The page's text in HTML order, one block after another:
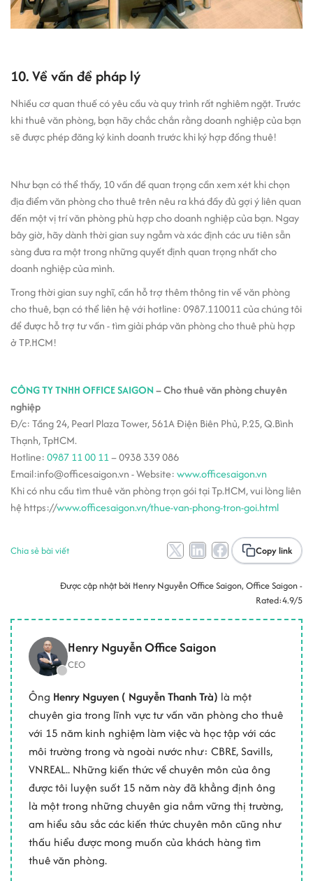
10. Về vấn đề pháp lý
Nhiều cơ quan thuế có yêu cầu và quy trình rất nghiêm ngặt. Trước
khi thuê văn phòng, bạn hãy chắc chắn rằng doanh nghiệp của bạn
sẽ được phép đăng ký kinh doanh trước khi ký hợp đồng thuê!
Như bạn có thể thấy, 10 vấn đề quan trọng cần xem xét khi chọn
địa điểm văn phòng cho thuê trên nêu ra khá đầy đủ gợi ý liên quan
đến một vị trí văn phòng phù hợp cho doanh nghiệp của bạn. Ngay
bây giờ, hãy dành thời gian suy ngẫm và xác định các ưu tiên sẵn
sàng đưa ra một trong những quyết định quan trọng nhất cho
doanh nghiệp của mình.
Trong thời gian suy nghĩ, cần hỗ trợ thêm thông tin về văn phòng
cho thuê, bạn có thể liên hệ với hotline: 0987.110011 của chúng tôi
để được hỗ trợ tư vấn - tìm giải pháp văn phòng cho thuê phù hợp
ở TP.HCM!
CÔNG TY TNHH OFFICE SAIGON– Cho thuê văn phòng chuyên
nghiệp
Đ/c: Tầng 24, Pearl Plaza Tower, 561A Điện Biên Phủ, P.25, Q.Bình
Thạnh, TpHCM.
Hotline:0987 11 00 11– 0938 339 086
Email:info@officesaigon.vn - Website:www.officesaigon.vn
Khi có nhu cầu tìm thuê văn phòng trọn gói tại Tp.HCM, vui lòng liên
hệ https://www.officesaigon.vn/thue-van-phong-tron-goi.html
Chia sẻ bài viết Copy link
Được cập nhật bởi Henry Nguyễn Office Saigon, Office Saigon -
Rated:4.9/5
Henry Nguyễn Office Saigon
CEO
Ông Henry Nguyen ( Nguyễn Thanh Trà) là một
chuyên gia trong lĩnh vực tư vấn văn phòng cho thuê
với 15 năm kinh nghiệm làm việc và học tập với các
môi trường trong và ngoài nước như: CBRE, Savills,
VNREAL.. Những kiến thức về chuyên môn của ông
được tôi luyện suốt 15 năm này đã khẳng định ông
là một trong những chuyên gia nắm vững thị trường,
am hiểu sâu sắc các kiến thức chuyên môn cũng như
thấu hiểu được mong muốn của khách hàng tìm
thuê văn phòng.